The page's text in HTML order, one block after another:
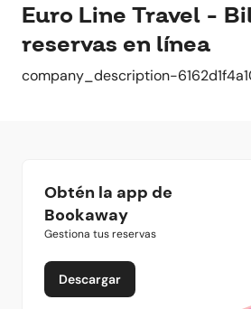
Euro Line Travel -
reservas en línea
company_description-
Obtén la app de
Bookaway
Gestiona tus reservas
Descargar